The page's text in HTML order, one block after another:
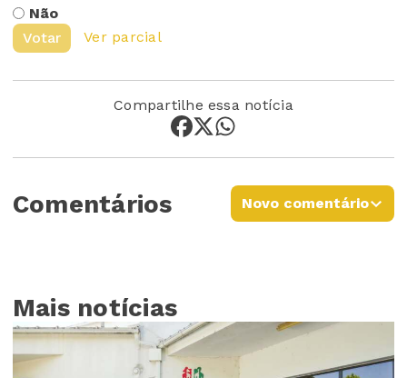
Não
Votar
Ver parcial
Compartilhe essa notícia
Comentários Novo comentário
Mais notícias